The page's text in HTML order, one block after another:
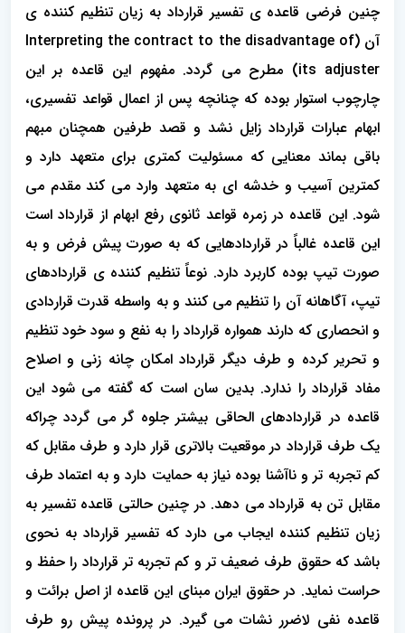
چنین فرضی قاعده ی تفسیر قرارداد به زیان تنظیم کننده ی
آن (Interpreting the contract to the disadvantage of
its adjuster) مطرح می گردد. مفهوم این قاعده بر این
چارچوب استوار بوده که چنانچه پس از اعمال قواعد تفسیری،
ابهام عبارات قرارداد زایل نشد و قصد طرفین همچنان مبهم
باقی بماند معنایی که مسئولیت کمتری برای متعهد دارد و
کمترین آسیب و خدشه ای به متعهد وارد می کند مقدم می
شود. این قاعده در زمره قواعد ثانوی رفع ابهام از قرارداد است
این قاعده غالباً در قراردادهایی که به صورت پیش فرض و به
صورت تیپ بوده کاربرد دارد. نوعاً تنظیم کننده ی قراردادهای
تیپ، آگاهانه آن را تنظیم می کنند و به واسطه قدرت قراردادی
و انحصاری که دارند همواره قرارداد را به نفع و سود خود تنظیم
و تحریر کرده و طرف دیگر قرارداد امکان چانه زنی و اصلاح
مفاد قرارداد را ندارد. بدین سان است که گفته می شود این
قاعده در قراردادهای الحاقی بیشتر جلوه گر می گردد چراکه
یک طرف قرارداد در موقعیت بالاتری قرار دارد و طرف مقابل که
کم تجربه تر و ناآشنا بوده نیاز به حمایت دارد و به اعتماد طرف
مقابل تن به قرارداد می دهد. در چنین حالتی قاعده تفسیر به
زیان تنظیم کننده ایجاب می دارد که تفسیر قرارداد به نحوی
باشد که حقوق طرف ضعیف تر و کم تجربه تر قرارداد را حفظ و
حراست نماید. در حقوق ایران مبنای این قاعده از اصل برائت و
قاعده نفی لاضرر نشات می گیرد. در پرونده پیش رو طرف